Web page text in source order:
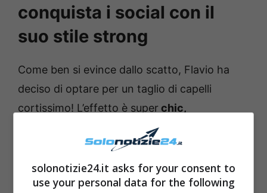
conquista i social con il
suo stile strong
Come ben si evince dallo scatto, Flavio ha
deciso di optare per un taglio di capelli
cortissimo! L’effetto è super chic,
l’imprenditore ha sfoggiato anche una
leggera barbetta che ben si presta con il suo
nuovo taglio.
solonotizie24.it asks for your consent to
use your personal data for the following